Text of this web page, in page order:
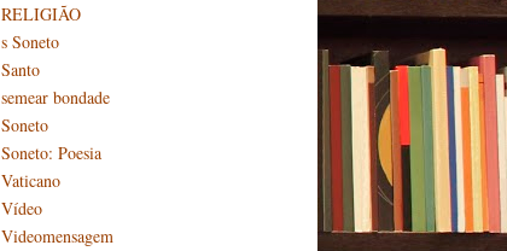
RELIGIÃO
s Soneto
Santo
semear bondade
Soneto
Soneto: Poesia
Vaticano
Vídeo
Videomensagem